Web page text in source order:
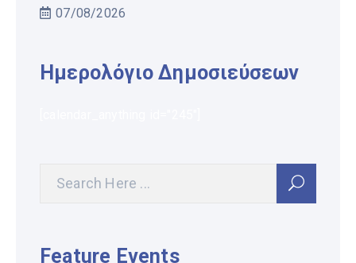
07/08/2026
Ημερολόγιο Δημοσιεύσεων
Feature Events